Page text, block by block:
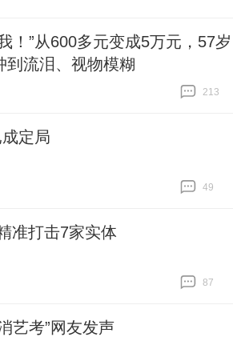
！”从600多元变成5万元，57岁
到流泪、视物模糊
213
定局
49
准打击7家实体
87
艺考”网友发声